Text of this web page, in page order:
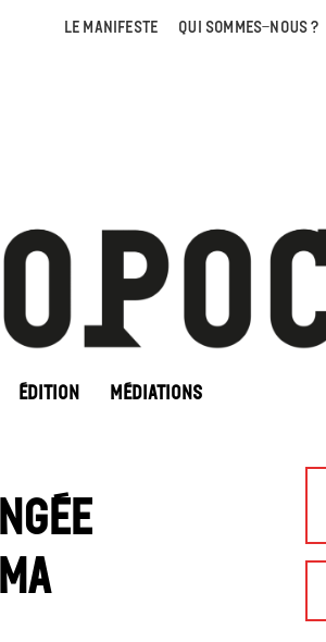
LE MANIFESTE QUI SOMMES-NOUS ?
ÉDITION MÉDIATIONS